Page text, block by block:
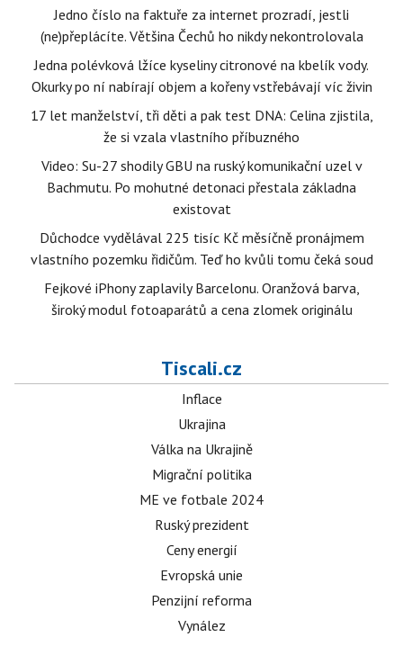
Jedno číslo na faktuře za internet prozradí, jestli
(ne)přeplácíte. Většina Čechů ho nikdy nekontrolovala
Jedna polévková lžíce kyseliny citronové na kbelík vody.
Okurky po ní nabírají objem a kořeny vstřebávají víc živin
17 let manželství, tři děti a pak test DNA: Celina zjistila,
že si vzala vlastního příbuzného
Video: Su-27 shodily GBU na ruský komunikační uzel v
Bachmutu. Po mohutné detonaci přestala základna
existovat
Důchodce vydělával 225 tisíc Kč měsíčně pronájmem
vlastního pozemku řidičům. Teď ho kvůli tomu čeká soud
Fejkové iPhony zaplavily Barcelonu. Oranžová barva,
široký modul fotoaparátů a cena zlomek originálu
Tiscali.cz
Inflace
Ukrajina
Válka na Ukrajině
Migrační politika
ME ve fotbale 2024
Ruský prezident
Ceny energií
Evropská unie
Penzijní reforma
Vynález